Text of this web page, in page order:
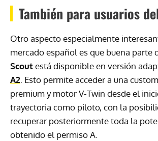
También para usuarios
Otro aspecto especialmente
mercado español es que buena parte
Scoutestá disponible en versión
A2 . Esto permite acceder a una
premium y motor V-Twin desde el
trayectoria como piloto, con la
recuperar posteriormente toda la
obtenido el permiso A.